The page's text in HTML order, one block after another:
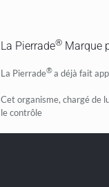
La Pierrade® Marque
La Pierrade®a déjà fait
Cet organisme, chargé de
le contrôle